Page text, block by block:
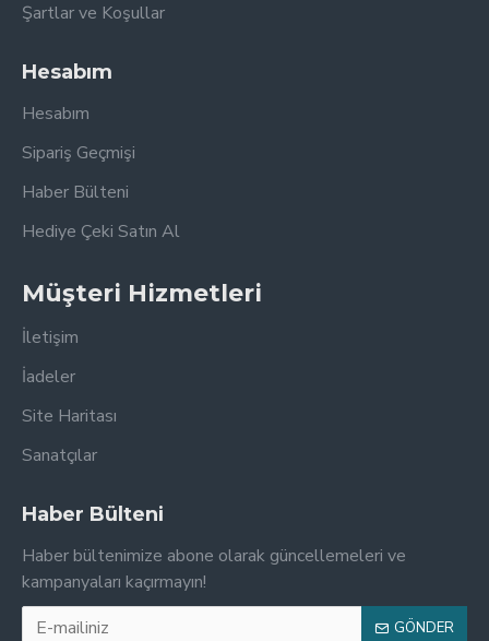
Şartlar ve Koşullar
Hesabım
Hesabım
Sipariş Geçmişi
Haber Bülteni
Hediye Çeki Satın Al
Müşteri Hizmetleri
İletişim
İadeler
Site Haritası
Sanatçılar
Haber Bülteni
Haber bültenimize abone olarak güncellemeleri ve
kampanyaları kaçırmayın!
GÖNDER